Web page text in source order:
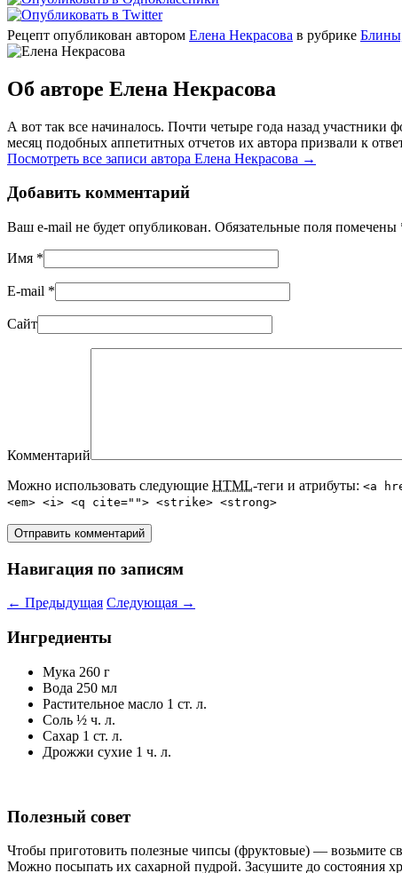
Рецепт опубликован автором Елена Некрасова в рубрике
Об авторе Елена Некрасова
А вот так все начиналось. Почти четыре года назад
месяц подобных аппетитных отчетов их автора призвали к
Посмотреть все записи автора Елена Некрасова →
Добавить комментарий
Ваш e-mail не будет опубликован. Обязательные поля помечены
Имя *
E-mail *
Сайт
Комментарий
Можно использовать следующие HTML-теги и атрибуты: <a
<em> <i> <q cite=""> <strike> <strong>
Навигация по записям
← Предыдущая Следующая →
Ингредиенты
Мука 260 г
Вода 250 мл
Растительное масло 1 ст. л.
Соль ½ ч. л.
Сахар 1 ст. л.
Дрожжи сухие 1 ч. л.
Полезный совет
Чтобы приготовить полезные чипсы (фруктовые) — возьмите
Можно посыпать их сахарной пудрой. Засушите до состояния